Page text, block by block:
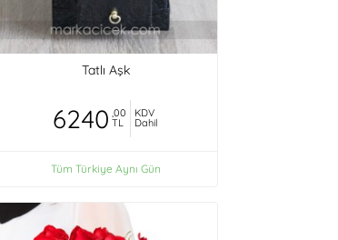
Tatlı Aşk
6240 ,00
TL
KDV
Dahil
Tüm Türkiye Aynı Gün